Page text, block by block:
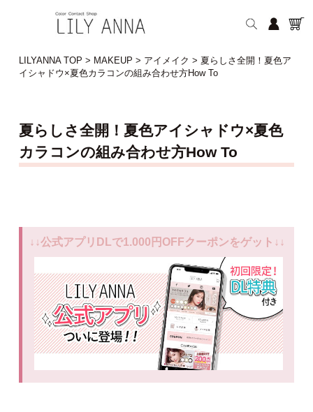
LILYANNA TOP > MAKEUP > アイメイク > 夏らしさ全開！夏色ア
イシャドウ×夏色カラコンの組み合わせ方How To
夏らしさ全開！夏色アイシャドウ×夏色
カラコンの組み合わせ方How To
↓↓公式アプリDLで1.000円OFFクーポンをゲット↓↓